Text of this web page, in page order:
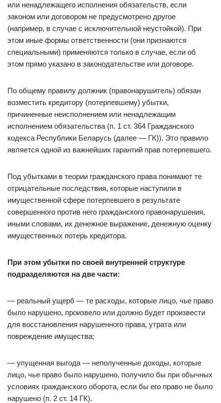
или ненадлежащего исполнения обязательств, если
законом или договором не предусмотрено другое
(например, в случае с исключительной неустойкой). При
этом иные формы ответственности (они признаются
специальными) применяются только в случае, если об
этом прямо указано в законодательстве или договоре.
По общему правилу должник (правонарушитель) обязан
возместить кредитору (потерпевшему) убытки,
причиненные неисполнением или ненадлежащим
исполнением обязательства (п. 1 ст. 364 Гражданского
кодекса Республики Беларусь (далее — ГК)). Это правило
является одной из важнейших гарантий прав потерпевшего.
Под убытками в теории гражданского права понимают те
отрицательные последствия, которые наступили в
имущественной сфере потерпевшего в результате
совершенного против него гражданского правонарушения,
иными словами, их денежное выражение, денежную оценку
имущественных потерь кредитора.
При этом убытки по своей внутренней структуре
подразделяются на две части:
— реальный ущерб — те расходы, которые лицо, чье право
было нарушено, произвело или должно будет произвести
для восстановления нарушенного права, утрата или
повреждение имущества;
— упущенная выгода — неполученные доходы, которые
лицо, чье право было нарушено, получило бы при обычных
условиях гражданского оборота, если бы его право не было
нарушено (п. 2 ст. 14 ГК).